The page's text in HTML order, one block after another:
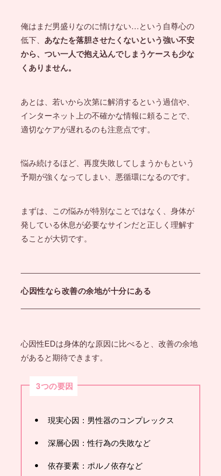
俺はまだ男盛りなのに情けない…という自尊心の
低下、 あなたを落胆させたくないという強い不安
から、つい一人で抱え込んでしまうケースも少な
くありません。
あとは、若いから次第に解消するという過信や、
インターネット上の不確かな情報に頼ることで、
適切なケアが遅れるのも注意点です。
悩み続けるほど、再度失敗してしまうかもという
予期が強くなってしまい、悪循環になるのです。
まずは、この悩みが特別なことではなく、身体が
発している休息が必要なサインだと正しく理解す
ることが大切です。
心因性なら改善の余地が十分にある
心因性EDは身体的な原因に比べると、改善の余地
があると期待できます。
3つの要因
現実心因：男性器のコンプレックス
深層心因：性行為の失敗など
依存要素：ポルノ依存など